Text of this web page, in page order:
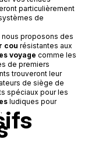
particulièrement
de
nous proposons des
cou résistantes aux
voyage comme les
de premiers
trouveront leur
de siège de
spéciaux pour les
ludiques pour